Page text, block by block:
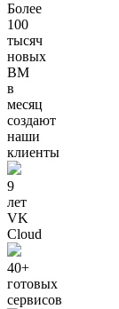
Более
100
тысяч
новых
ВМ
в
месяц
создают
наши
клиенты
9
лет
VK
Cloud
40+
готовых
сервисов